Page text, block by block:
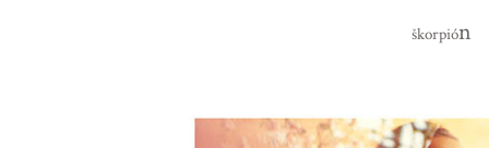
škorpión